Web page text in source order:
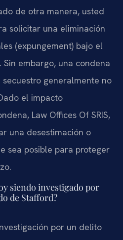
de otra manera, usted
solicitar una eliminación
(expungement) bajo el
Sin embargo, una condena
generalmente no
el impacto
Law Offices Of SRIS,
una desestimación o
sea posible para proteger
siendo investigado por
de Stafford?
por un delito